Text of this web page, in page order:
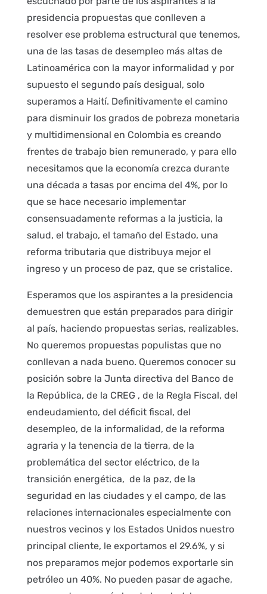
presidencia propuestas que conlleven a
resolver ese problema estructural que tenemos,
una de las tasas de desempleo más altas de
Latinoamérica con la mayor informalidad y por
supuesto el segundo país desigual, solo
superamos a Haití. Definitivamente el camino
para disminuir los grados de pobreza monetaria
y multidimensional en Colombia es creando
frentes de trabajo bien remunerado, y para ello
necesitamos que la economía crezca durante
una década a tasas por encima del 4%, por lo
que se hace necesario implementar
consensuadamente reformas a la justicia, la
salud, el trabajo, el tamaño del Estado, una
reforma tributaria que distribuya mejor el
ingreso y un proceso de paz, que se cristalice.
Esperamos que los aspirantes a la presidencia
demuestren que están preparados para dirigir
al país, haciendo propuestas serias, realizables.
No queremos propuestas populistas que no
conllevan a nada bueno. Queremos conocer su
posición sobre la Junta directiva del Banco de
la República, de la CREG , de la Regla Fiscal, del
endeudamiento, del déficit fiscal, del
desempleo, de la informalidad, de la reforma
agraria y la tenencia de la tierra, de la
problemática del sector eléctrico, de la
transición energética, de la paz, de la
seguridad en las ciudades y el campo, de las
relaciones internacionales especialmente con
nuestros vecinos y los Estados Unidos nuestro
principal cliente, le exportamos el 29.6%, y si
nos preparamos mejor podemos exportarle sin
petróleo un 40%. No pueden pasar de agache,